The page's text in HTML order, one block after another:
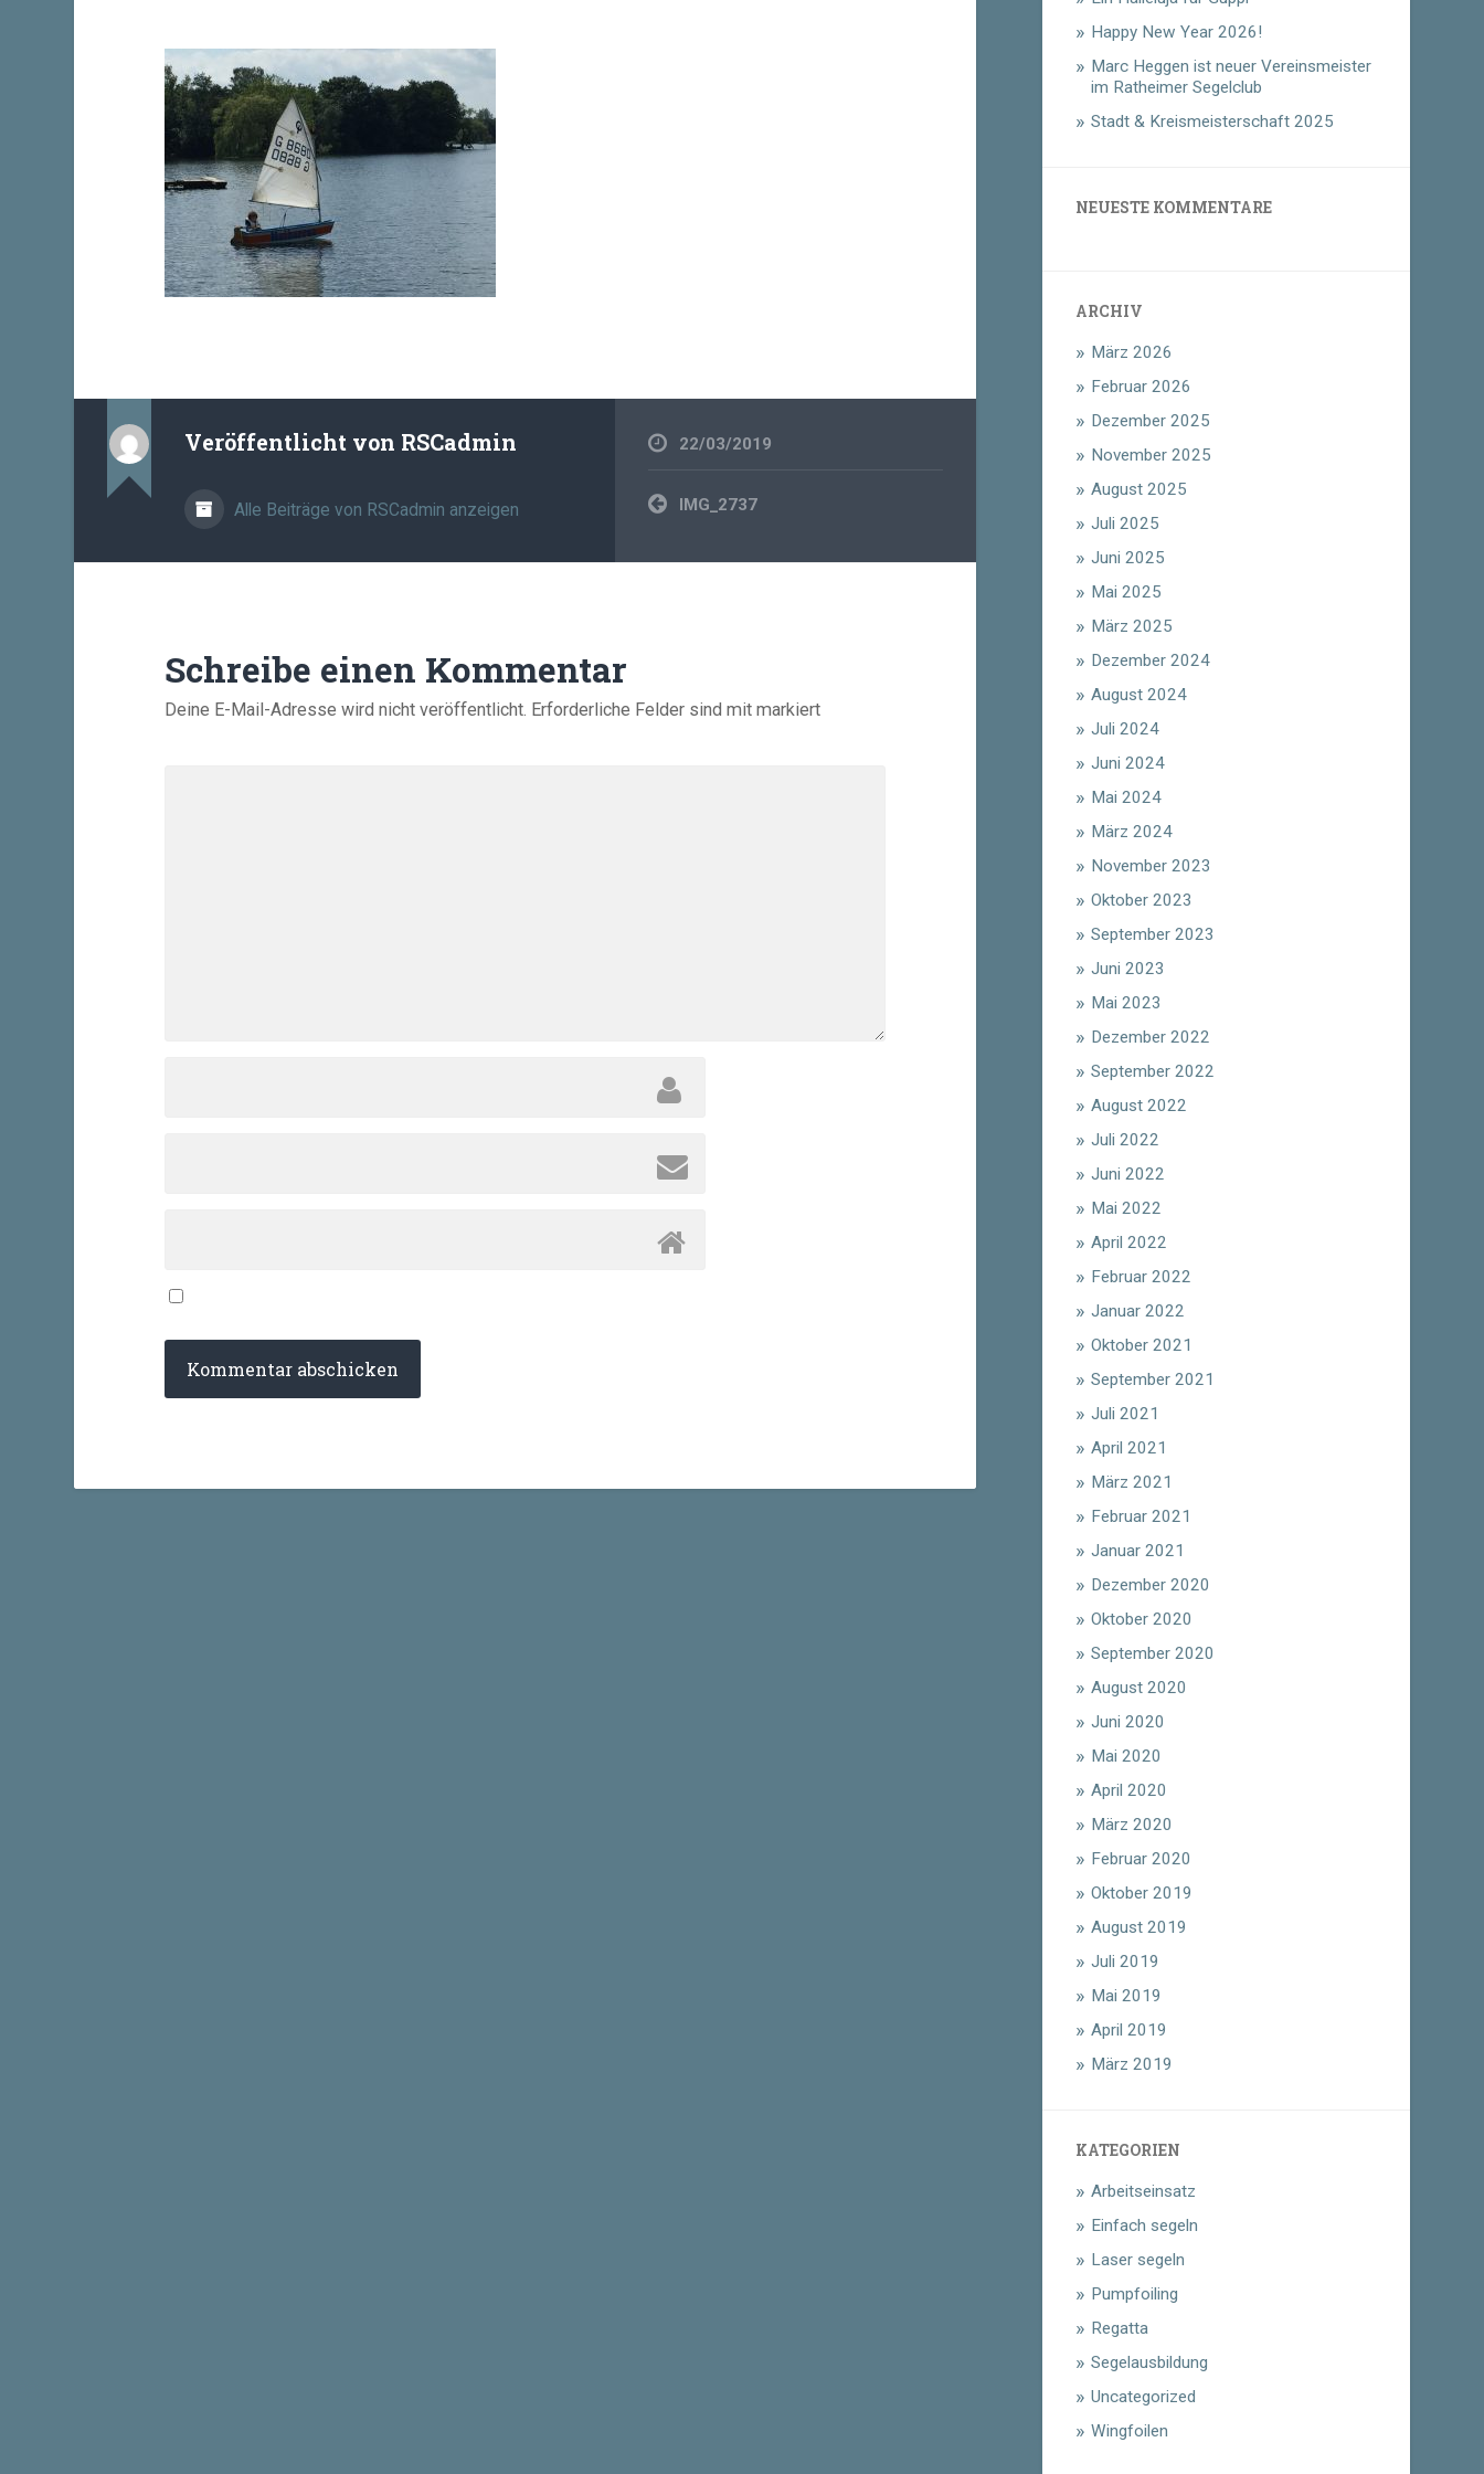
Veröffentlicht von RSCadmin
Alle Beiträge von RSCadmin anzeigen
22/03/2019
Beitragsnavigation
IMG_2737
Schreibe einen Kommentar
Deine E-Mail-Adresse wird nicht veröffentlicht. Erforderliche Felder sind mit markiert
Happy New Year 2026!
Marc Heggen ist neuer Vereinsmeister
im Ratheimer Segelclub
Stadt & Kreismeisterschaft 2025
NEUESTE KOMMENTARE
ARCHIV
März 2026
Februar 2026
Dezember 2025
November 2025
August 2025
Juli 2025
Juni 2025
Mai 2025
März 2025
Dezember 2024
August 2024
Juli 2024
Juni 2024
Mai 2024
März 2024
November 2023
Oktober 2023
September 2023
Juni 2023
Mai 2023
Dezember 2022
September 2022
August 2022
Juli 2022
Juni 2022
Mai 2022
April 2022
Februar 2022
Januar 2022
Oktober 2021
September 2021
Juli 2021
April 2021
März 2021
Februar 2021
Januar 2021
Dezember 2020
Oktober 2020
September 2020
August 2020
Juni 2020
Mai 2020
April 2020
März 2020
Februar 2020
Oktober 2019
August 2019
Juli 2019
Mai 2019
April 2019
März 2019
KATEGORIEN
Arbeitseinsatz
Einfach segeln
Laser segeln
Pumpfoiling
Regatta
Segelausbildung
Uncategorized
Wingfoilen